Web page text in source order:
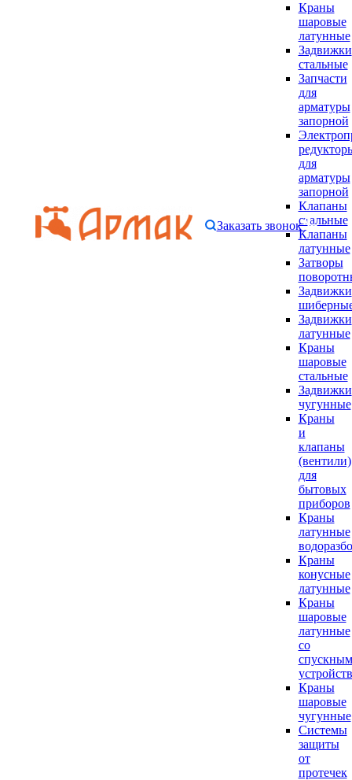
Краны
шаровые
латунные
Задвижки
стальные
Запчасти
для
арматуры
запорной
для
арматуры
запорной
Клапаны
стальные
Клапаны
латунные
Затворы
Задвижки
Задвижки
латунные
Краны
шаровые
стальные
Задвижки
чугунные
Краны
и
клапаны
(вентили)
для
бытовых
приборов
Краны
латунные
Краны
конусные
латунные
Краны
шаровые
латунные
со
спускным
Краны
шаровые
чугунные
Системы
защиты
от
протечек
Заказать звонок